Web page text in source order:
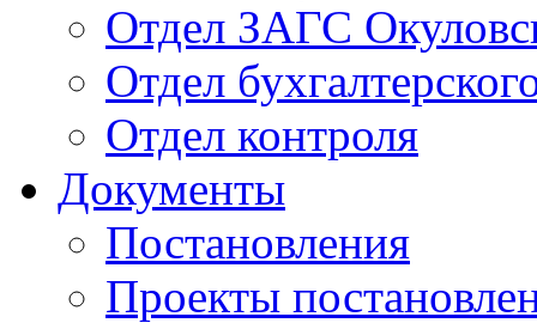
Отдел ЗАГС
Отдел
Отдел контроля
Документы
Постановления
Проекты